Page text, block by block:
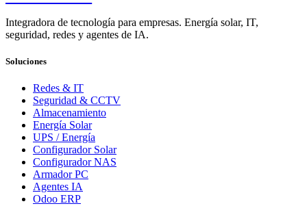
Integradora de tecnología para empresas. Energía solar, IT,
seguridad, redes y agentes de IA.
Soluciones
Redes & IT
Seguridad & CCTV
Almacenamiento
Energía Solar
UPS / Energía
Configurador Solar
Configurador NAS
Armador PC
Agentes IA
Odoo ERP